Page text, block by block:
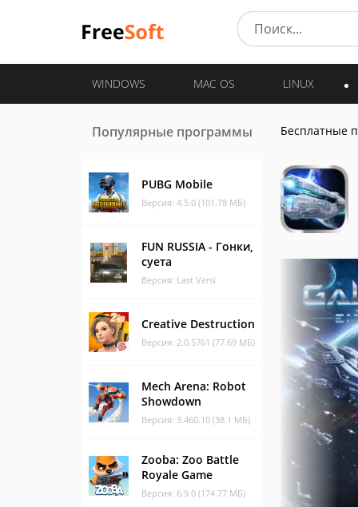
WINDOWS MAC OS LINUX
Популярные программы
PUBG Mobile
Версия: 4.5.0 (101.78 МБ)
FUN RUSSIA - Гонки,
cуета
Версия: Last Versi
Creative Destruction
Версия: 2.0.5761 (77.69 МБ)
Mech Arena: Robot
Showdown
Версия: 3.460.10 (38.1 МБ)
Zooba: Zoo Battle
Royale Game
Версия: 6.9.0 (174.77 МБ)
Бесплатные